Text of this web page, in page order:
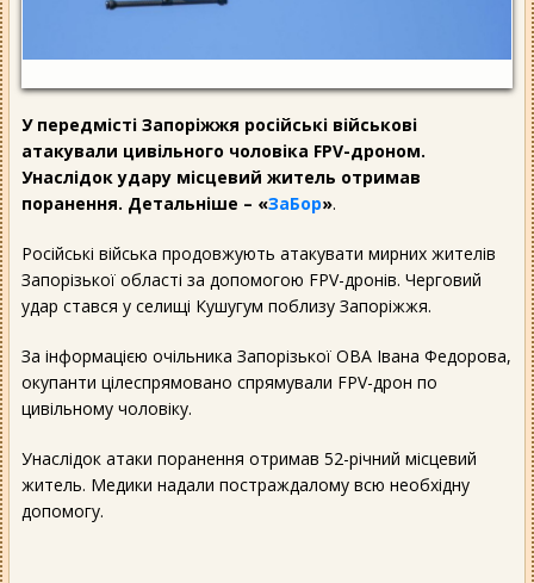
У передмісті Запоріжжя російські військові
атакували цивільного чоловіка FPV-дроном.
Унаслідок удару місцевий житель отримав
поранення. Детальніше – «ЗаБор».
Російські війська продовжують атакувати мирних жителів
Запорізької області за допомогою FPV-дронів. Черговий
удар стався у селищі Кушугум поблизу Запоріжжя.
За інформацією очільника Запорізької ОВА Івана Федорова,
окупанти цілеспрямовано спрямували FPV-дрон по
цивільному чоловіку.
Унаслідок атаки поранення отримав 52-річний місцевий
житель. Медики надали постраждалому всю необхідну
допомогу.